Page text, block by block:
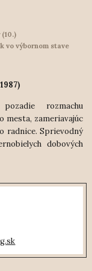
vo výbornom stave
rozmachu
mesta, zameriavajúc
radnice. Sprievodný
dobových